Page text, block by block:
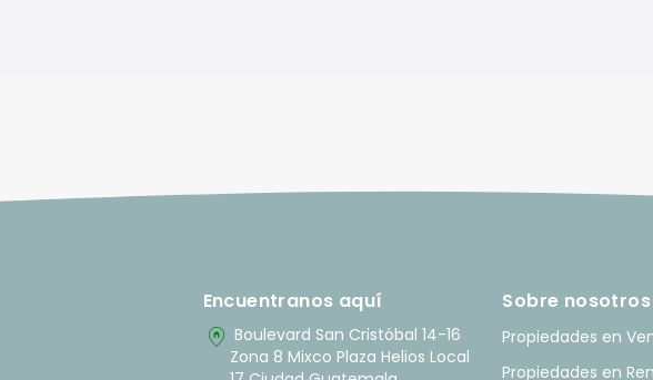
Encuentranos aquí
home_pin Boulevard San Cristóbal 14-16
Zona 8 Mixco Plaza Helios Local
Sobre nosotros
Propiedades en
Propiedades en